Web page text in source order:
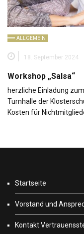
ALLGEMEIN
18. September 2024
Workshop „Salsa“
herzliche Einladung
Turnhalle der
Kosten für
Startseite
Vorstand und
Kontakt